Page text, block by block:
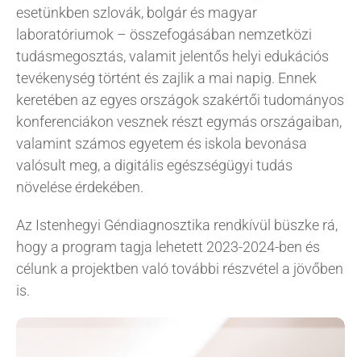
esetünkben szlovák, bolgár és magyar
laboratóriumok – összefogásában nemzetközi
tudásmegosztás, valamit jelentős helyi edukációs
tevékenység történt és zajlik a mai napig. Ennek
keretében az egyes országok szakértői tudományos
konferenciákon vesznek részt egymás országaiban,
valamint számos egyetem és iskola bevonása
valósult meg, a digitális egészségügyi tudás
növelése érdekében.
Az Istenhegyi Géndiagnosztika rendkívül büszke rá,
hogy a program tagja lehetett 2023-2024-ben és
célunk a projektben való további részvétel a jövőben
is.